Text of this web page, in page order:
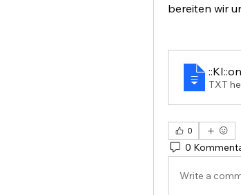
bereiten wir
TXT
0
0
Write a